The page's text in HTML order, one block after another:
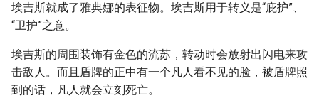
埃吉斯就成了雅典娜的表征物。埃吉斯用于转义是“庇护”、
“卫护”之意。
埃吉斯的周围装饰有金色的流苏，转动时会放射出闪电来攻
击敌人。而且盾牌的正中有一个凡人看不见的脸，被盾牌照
到的话，凡人就会立刻死亡。